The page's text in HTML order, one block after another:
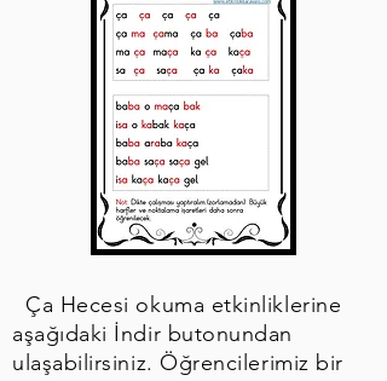
Ça Hecesi okuma etkinliklerine
aşağıdaki İndir butonundan
ulaşabilirsiniz. Öğrencilerimiz bir